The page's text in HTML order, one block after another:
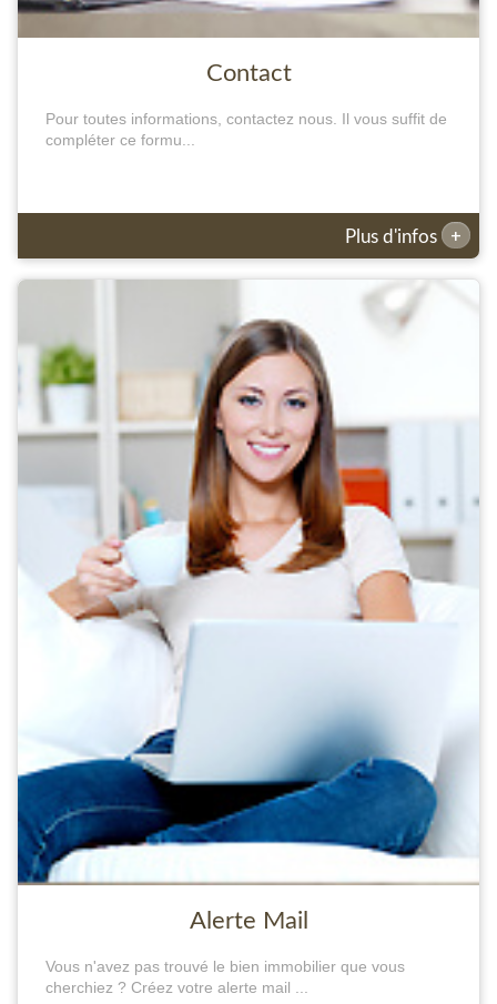
Contact
Pour toutes informations, contactez nous. Il vous suffit de
compléter ce formu...
Plus d'infos +
Alerte Mail
Vous n'avez pas trouvé le bien immobilier que vous
cherchiez ? Créez votre alerte mail ...